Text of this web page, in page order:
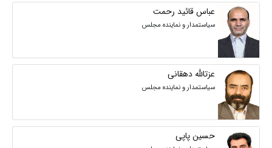
عباس قائید رحمت
سیاستمدار و نماینده مجلس
عزتالله دهقانی
سیاستمدار و نماینده مجلس
حسین پاپی